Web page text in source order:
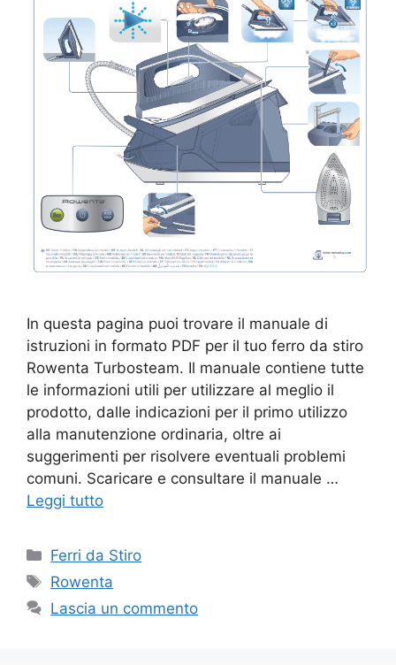
In questa pagina puoi trovare il manuale di
istruzioni in formato PDF per il tuo ferro da stiro
Rowenta Turbosteam. Il manuale contiene tutte
le informazioni utili per utilizzare al meglio il
prodotto, dalle indicazioni per il primo utilizzo
alla manutenzione ordinaria, oltre ai
suggerimenti per risolvere eventuali problemi
comuni. Scaricare e consultare il manuale …
Leggi tutto
Categorie
Ferri da Stiro
Tag
Rowenta
Lascia un commento